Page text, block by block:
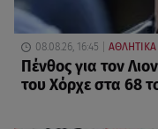
08.08.26, 16:45 ΑΘΛΗΤΙΚΑ
Πένθος για τον
του Χόρχε στα 68